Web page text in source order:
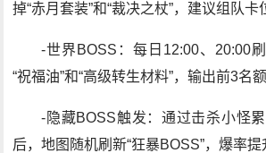
掉“赤月套装”和“裁决之杖”，建议组队卡
-世界BOSS：每日12:00、20:00
“祝福油”和“高级转生材料”，输出前3名额
-隐藏BOSS触发：通过击杀小怪
后，地图随机刷新“狂暴BOSS”，爆率提